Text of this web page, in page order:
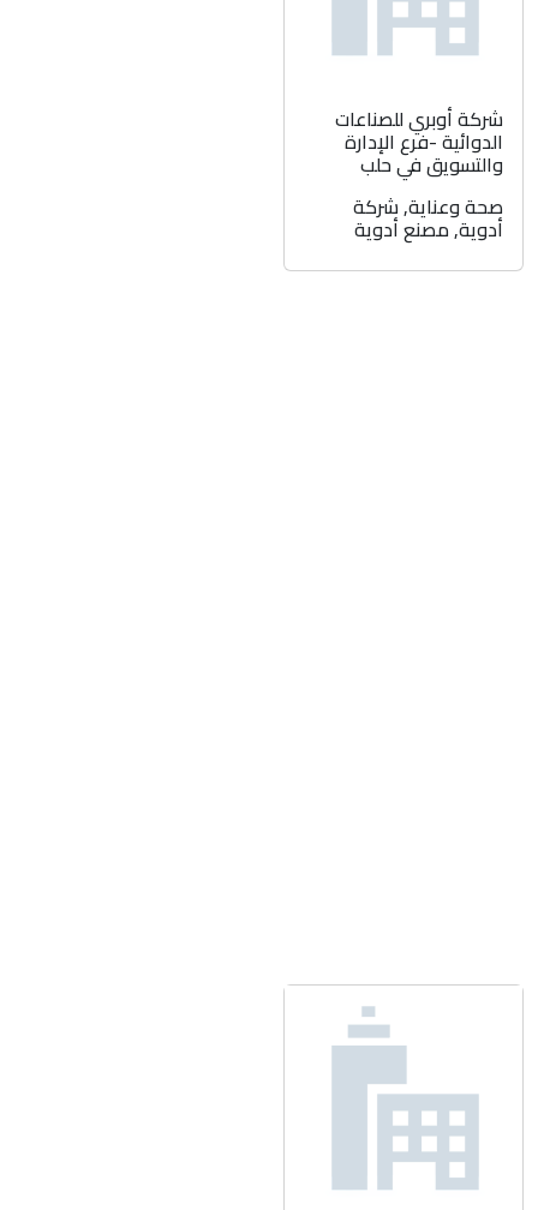
شركة أوبري للصناعات
الدوائية -فرع الإدارة
والتسويق في حلب
صحة وعناية,شركة
أدوية,مصنع أدوية